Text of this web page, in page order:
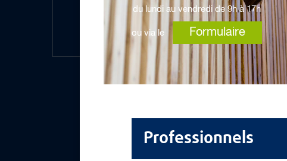
Professionnels
du lundi au vendredi de 9h à 17h
ou via le Formulaire